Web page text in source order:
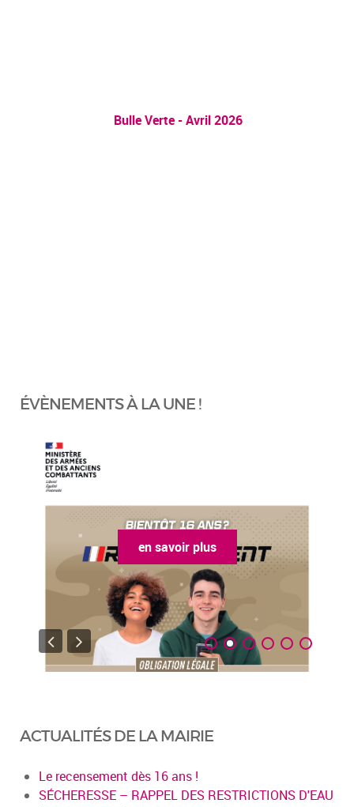
Bulle Verte - Avril 2026
ÉVÈNEMENTS À LA UNE !
en savoir plus
ACTUALITÉS DE LA MAIRIE
Le recensement dès 16 ans !
SÉCHERESSE – RAPPEL DES RESTRICTIONS D'EAU